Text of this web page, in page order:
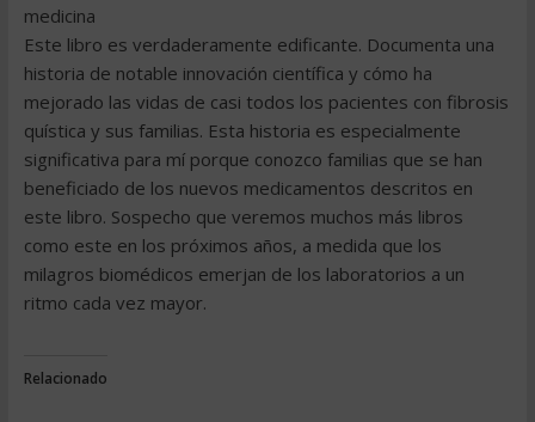
medicina
Este libro es verdaderamente edificante. Documenta una
historia de notable innovación científica y cómo ha
mejorado las vidas de casi todos los pacientes con fibrosis
quística y sus familias. Esta historia es especialmente
significativa para mí porque conozco familias que se han
beneficiado de los nuevos medicamentos descritos en
este libro. Sospecho que veremos muchos más libros
como este en los próximos años, a medida que los
milagros biomédicos emerjan de los laboratorios a un
ritmo cada vez mayor.
Relacionado